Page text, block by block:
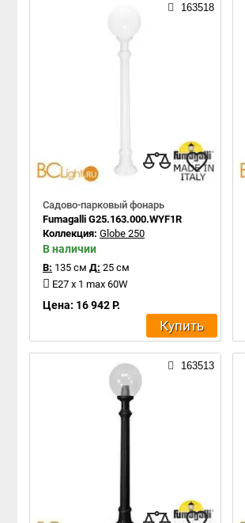
163518
Садово-парковый фонарь
Fumagalli G25.163.000.WYF1R
Коллекция: Globe 250
В наличии
В: 135 см Д: 25 см
E27 x 1 max 60W
Цена: 16 942 Р.
Купить
163513